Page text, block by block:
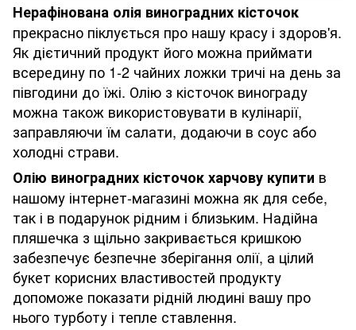
Нерафінована олія виноградних кісточок
прекрасно піклується про нашу красу і здоров'я.
Як дієтичний продукт його можна приймати
всередину по 1-2 чайних ложки тричі на день за
півгодини до їжі. Олію з кісточок винограду
можна також використовувати в кулінарії,
заправляючи їм салати, додаючи в соус або
холодні страви.
Олію виноградних кісточок харчову купити в
нашому інтернет-магазині можна як для себе,
так і в подарунок рідним і близьким. Надійна
пляшечка з щільно закривається кришкою
забезпечує безпечне зберігання олії, а цілий
букет корисних властивостей продукту
допоможе показати рідній людині вашу про
нього турботу і тепле ставлення.